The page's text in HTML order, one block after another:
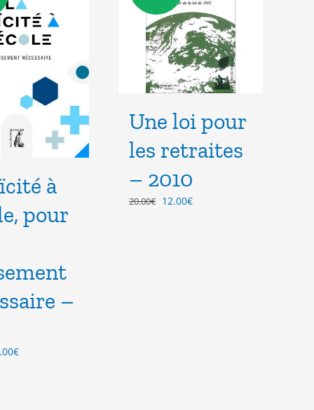
à
pour
–
€Le
Une loi pour
les retraites
– 2010
20.00€ Le
12.00€Le